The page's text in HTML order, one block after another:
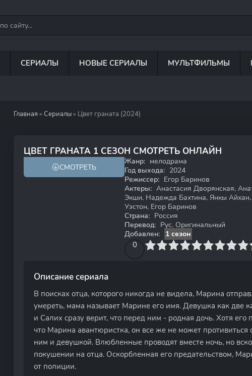
СЕРИАЛЫ НОВЫЕ СЕРИАЛЫ МУЛЬТФИЛЬМЫ
Главная » Сериалы » Цвет граната (2024)
ЦВЕТ ГРАНАТА 1 СЕЗОН СМОТРЕТЬ ОНЛАЙН
6.6
СМОТРЕТЬ
Жанр: мелодрама
Год выхода: 2024
Режиссер: Егор Баринов
Актеры: Анастасия Дворянская,
Экши, Надежда Бахтина, Янкы
Уэстон, Егор Баринов
Страна: Россия
Перевод: Рус. Оригинальный
Добавлен:
1 сезон
0
4 6 7 8 9 10
Описание сериала
В поисках отца, которого никогда не видела, Марина
умереть, мама называет Марине его имя. Девушка как две
и Салих сразу верит, что перед ним - родная дочь. Хотя
что Марина авантюристка, он все же не может
ним и девушкой. Влюбленные проводят вместе ночь, но
покушении на отца. Оскорбленная его предательством,
от полиции.